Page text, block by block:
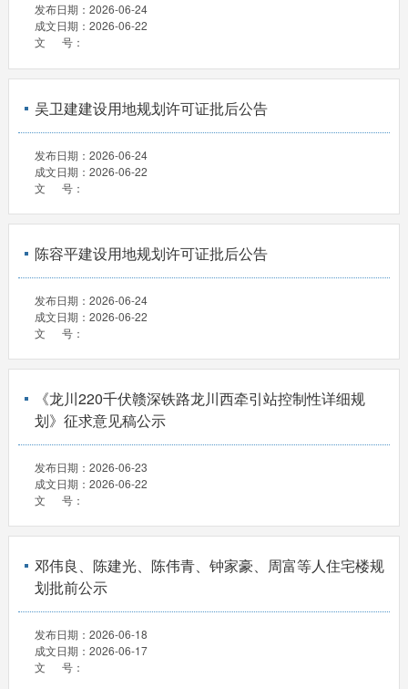
发布日期： 2026-06-24
成文日期： 2026-06-22
文 号：
吴卫建建设用地规划许可证批后公告
发布日期： 2026-06-24
成文日期： 2026-06-22
文 号：
陈容平建设用地规划许可证批后公告
发布日期： 2026-06-24
成文日期： 2026-06-22
文 号：
《龙川220千伏赣深铁路龙川西牵引站控制性详细规
划》征求意见稿公示
发布日期： 2026-06-23
成文日期： 2026-06-22
文 号：
邓伟良、陈建光、陈伟青、钟家豪、周富等人住宅楼规
划批前公示
发布日期： 2026-06-18
成文日期： 2026-06-17
文 号：